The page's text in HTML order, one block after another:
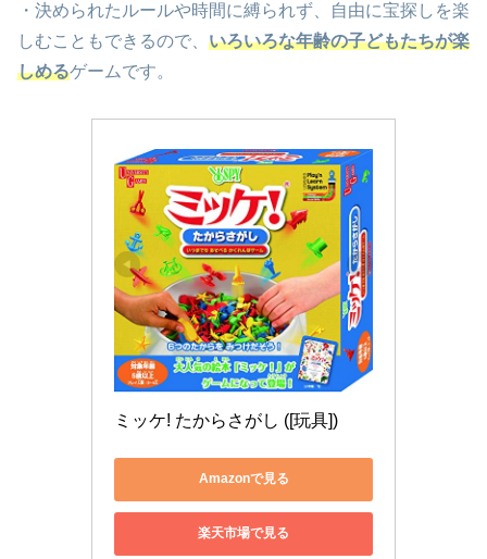
・決められたルールや時間に縛られず、自由に宝探しを楽
しむこともできるので、 いろいろな年齢の子どもたちが楽
しめるゲームです。
ミッケ! たからさがし ([玩具])
Amazonで見る
楽天市場で見る